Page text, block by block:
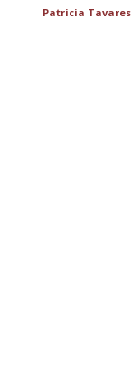
Patricia Tavares